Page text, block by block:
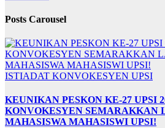
Posts Carousel
ISTIADAT KONVOKESYEN UPSI
KEUNIKAN PESKON KE-27 UPSI
KONVOKESYEN SEMARAKKAN
MAHASISWA MAHASISWI UPSI!